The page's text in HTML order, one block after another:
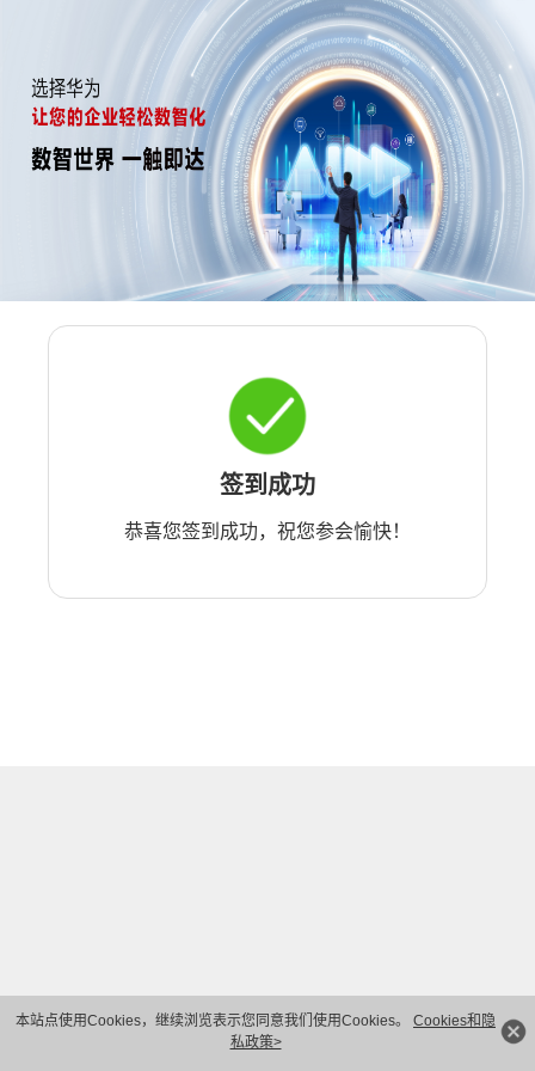
本站点使用Cookies，继续浏览表示您同意我们使用Cookies。 Cookies和隐
私政策>
签到成功
恭喜您签到成功，祝您参会愉快！